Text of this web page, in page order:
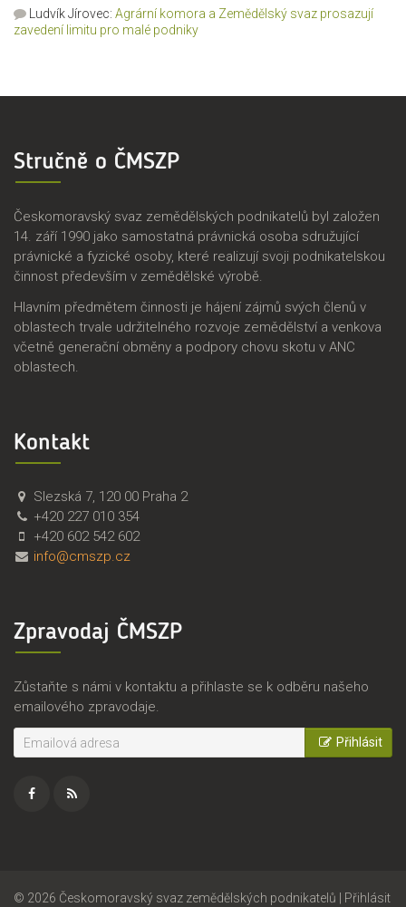
Ludvík Jírovec: Agrární komora a Zemědělský svaz prosazují
zavedení limitu pro malé podniky
Stručně o ČMSZP
Českomoravský svaz zemědělských podnikatelů byl založen
14. září 1990 jako samostatná právnická osoba sdružující
právnické a fyzické osoby, které realizují svoji podnikatelskou
činnost především v zemědělské výrobě.
Hlavním předmětem činnosti je hájení zájmů svých členů v
oblastech trvale udržitelného rozvoje zemědělství a venkova
včetně generační obměny a podpory chovu skotu v ANC
oblastech.
Kontakt
Č
M
S
Z
.
s
Č
e
s
k
r
a
s
k
s
ě
Slezská 7, 120 00 Praha 2
+420 227 010 354
+420 602 542 602
info@cmszp.cz
Zpravodaj ČMSZP
Zůstaňte s námi v kontaktu a přihlaste se k odběru našeho
emailového zpravodaje.
Přihlásit
© 2026 Českomoravský svaz zemědělských podnikatelů Přihlásit